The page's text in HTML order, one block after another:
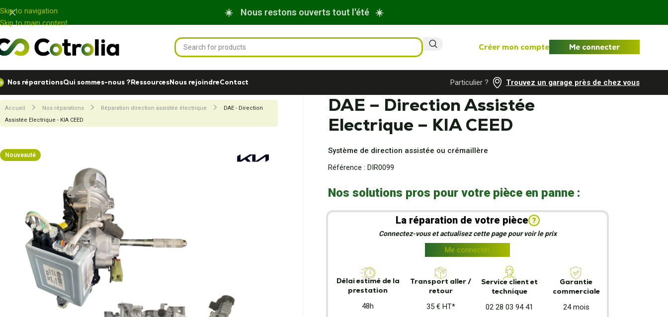
Panneau de gestion des cookies
Skip to navigation
Skip to main content
☀️ Nous restons ouverts tout l'été ☀️
Créer mon compte Me connecter
Nos réparationsQui sommes-nous ?RessourcesNous rejoindreContact Particulier ? Trouvez un garage près de chez vous
DAE – Direction Assistée
Electrique – KIA CEED
Système de direction assistée ou crémaillère
Référence :DIR0099
Nos solutions pros pour votre pièce en panne :
La réparation de votre pièce ?
Connectez-vous et actualisez cette page pour voir le prix
Me connecter
Délai estimé de la
prestation
48h
Transport aller /
retour
35 € HT*
Service client et
technique
02 28 03 94 41
Garantie
commerciale
24 mois
Accueil Nos réparations Réparation direction assistée électrique
DAE - Direction
Assistée Electrique - KIA CEED
Nouveauté